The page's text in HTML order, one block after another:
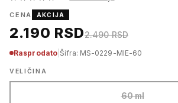
CENA AKCIJA
2.190 RSD2.490 RSD
Rasprodato Šifra: MS-0229-MIE-60
VELIČINA
60 ml